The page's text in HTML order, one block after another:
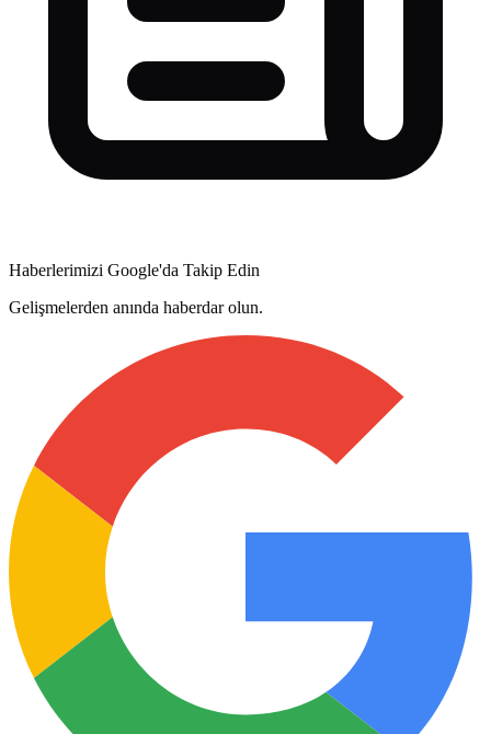
Haberlerimizi Google'da Takip Edin
Gelişmelerden anında haberdar olun.